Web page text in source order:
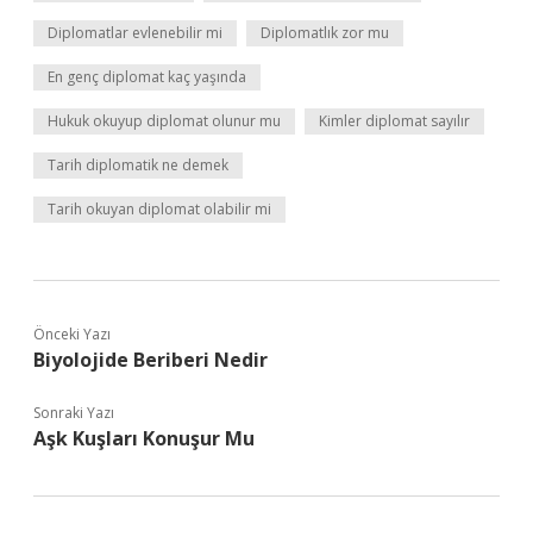
Diplomatlar evlenebilir mi Diplomatlık zor mu
En genç diplomat kaç yaşında
Hukuk okuyup diplomat olunur mu Kimler diplomat sayılır
Tarih diplomatik ne demek
Tarih okuyan diplomat olabilir mi
Önceki Yazı
Biyolojide Beriberi Nedir
Sonraki Yazı
Aşk Kuşları Konuşur Mu